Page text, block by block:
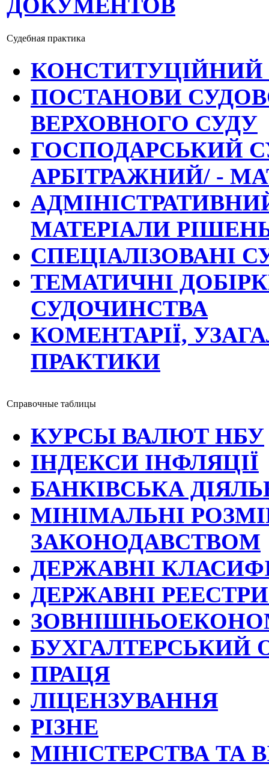
ДОКУМЕНТОВ
Судебная практика
КОНСТИТУЦІЙНИЙ
ПОСТАНОВИ
ВЕРХОВНОГО СУДУ
ГОСПОДАРСЬКИЙ
АРБІТРАЖНИЙ/ -
МАТЕРІАЛИ
СПЕЦІАЛІЗОВАНІ
ТЕМАТИЧНІ
СУДОЧИНСТВА
КОМЕНТАРІЇ,
ПРАКТИКИ
Справочные таблицы
КУРСЫ ВАЛЮТ НБУ
ІНДЕКСИ ІНФЛЯЦІЇ
БАНКІВСЬКА
МІНІМАЛЬНІ
ЗАКОНОДАВСТВОМ
ДЕРЖАВНІ
ДЕРЖАВНІ
БУХГАЛТЕРСЬКИЙ
ПРАЦЯ
ЛІЦЕНЗУВАННЯ
РІЗНЕ
МІНІСТЕРСТВА ТА